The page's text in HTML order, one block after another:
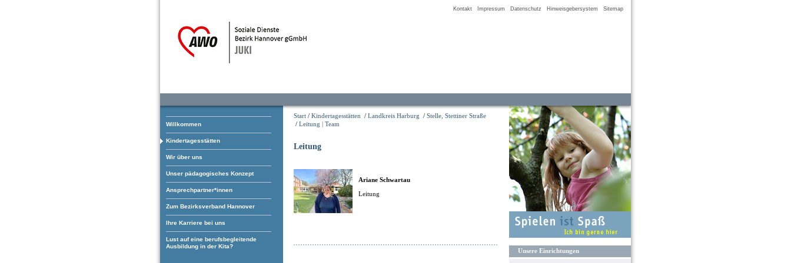
Kontakt Impressum Datenschutz Hinweisgebersystem Sitemap
Willkommen
Kindertagesstätten
Wir über uns
Unser pädagogisches Konzept
Ansprechpartner*innen
Zum Bezirksverband Hannover
Ihre Karriere bei uns
Lust auf eine berufsbegleitende
Ausbildung in der Kita?
Start / Kindertagesstätten / Landkreis Harburg / Stelle, Stettiner Straße
/ Leitung | Team
Leitung
Ariane Schwartau
Leitung
Unsere Einrichtungen